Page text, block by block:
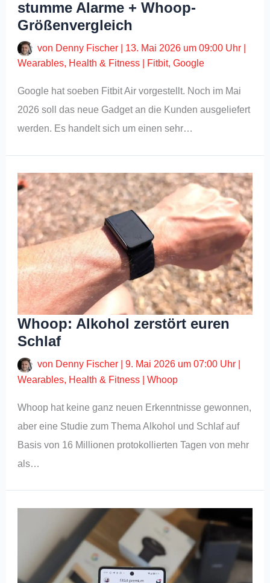
stumme Alarme + Whoop-
Größenvergleich
von Denny Fischer 13. Mai 2026 um 09:00 Uhr
Wearables, Health & Fitness Fitbit,Google
Google hat soeben Fitbit Air vorgestellt. Noch im Mai
2026 soll das neue Gadget an die Kunden ausgeliefert
werden. Es handelt sich um einen sehr…
Whoop: Alkohol zerstört euren
Schlaf
von Denny Fischer |9. Mai 2026 um 07:00 Uhr
Wearables, Health & Fitness |Whoop
Whoop hat keine ganz neuen Erkenntnisse gewonnen,
aber eine Studie zum Thema Alkohol und Schlaf auf
Basis von 16 Millionen protokollierten Tagen von mehr
als…